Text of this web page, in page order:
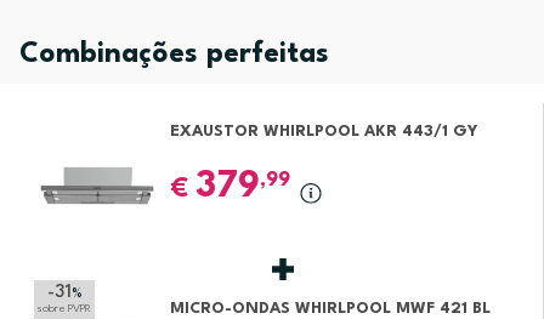
Combinações perfeitas
EXAUSTOR WHIRLPOOL AKR 443/1 GY
€ 379,99
-31 %
sobre PVPR MICRO-ONDAS WHIRLPOOL MWF 421 BL